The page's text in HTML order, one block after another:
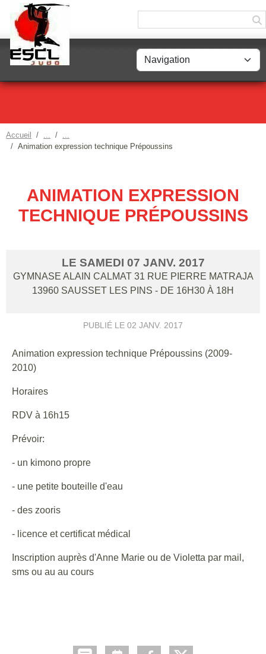
Accueil
Animation expression technique Prépoussins
ANIMATION EXPRESSION
TECHNIQUE PRÉPOUSSINS
LE SAMEDI 07 JANV. 2017
GYMNASE ALAIN CALMAT 31 RUE PIERRE MATRAJA
13960 SAUSSET LES PINS - DE 16H30 À 18H
PUBLIÉ LE 02 JANV. 2017
Animation expression technique Prépoussins (2009-
2010)
Horaires
RDV à 16h15
Prévoir:
- un kimono propre
- une petite bouteille d'eau
- des zooris
- licence et certificat médical
Inscription auprès d'Anne Marie ou de Violetta par mail,
sms ou au au cours
Panneau de gestion des cookies